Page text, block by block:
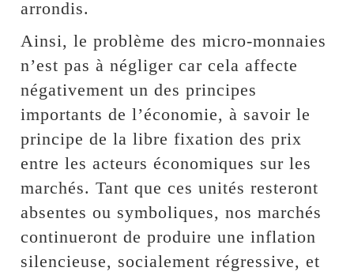
arrondis.
Ainsi, le problème des micro-monnaies
n’est pas à négliger car cela affecte
négativement un des principes
importants de l’économie, à savoir le
principe de la libre fixation des prix
entre les acteurs économiques sur les
marchés. Tant que ces unités resteront
absentes ou symboliques, nos marchés
continueront de produire une inflation
silencieuse, socialement régressive, et